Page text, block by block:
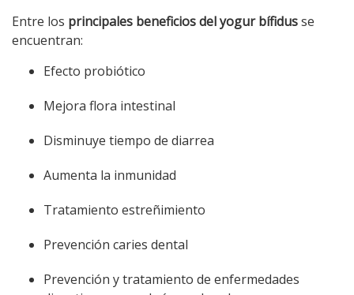
Entre los principales beneficios del yogur bífidusse
encuentran:
Efecto probiótico
Mejora flora intestinal
Disminuye tiempo de diarrea
Aumenta la inmunidad
Tratamiento estreñimiento
Prevención caries dental
Prevención y tratamiento de enfermedades